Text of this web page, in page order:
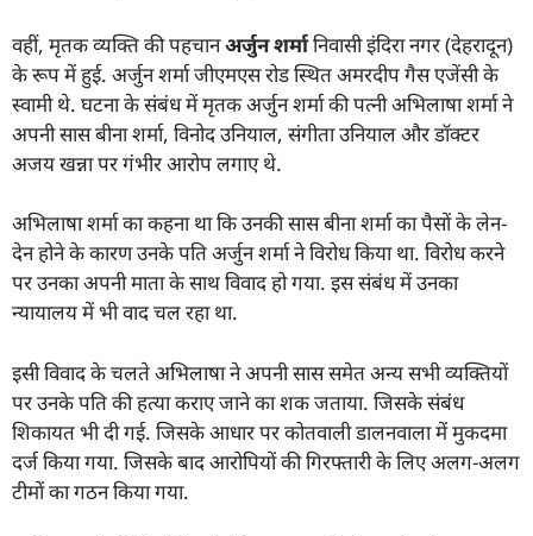
वहीं, मृतक व्यक्ति की पहचानअर्जुन शर्मानिवासी इंदिरा नगर (देहरादून)
के रूप में हुई. अर्जुन शर्मा जीएमएस रोड स्थित अमरदीप गैस एजेंसी के
स्वामी थे. घटना के संबंध में मृतक अर्जुन शर्मा की पत्नी अभिलाषा शर्मा ने
अपनी सास बीना शर्मा, विनोद उनियाल, संगीता उनियाल और डॉक्टर
अजय खन्ना पर गंभीर आरोप लगाए थे.
अभिलाषा शर्मा का कहना था कि उनकी सास बीना शर्मा का पैसों के लेन-
देन होने के कारण उनके पति अर्जुन शर्मा ने विरोध किया था. विरोध करने
पर उनका अपनी माता के साथ विवाद हो गया. इस संबंध में उनका
न्यायालय में भी वाद चल रहा था.
इसी विवाद के चलते अभिलाषा ने अपनी सास समेत अन्य सभी व्यक्तियों
पर उनके पति की हत्या कराए जाने का शक जताया. जिसके संबंध
शिकायत भी दी गई. जिसके आधार पर कोतवाली डालनवाला में मुकदमा
दर्ज किया गया. जिसके बाद आरोपियों की गिरफ्तारी के लिए अलग-अलग
टीमों का गठन किया गया.